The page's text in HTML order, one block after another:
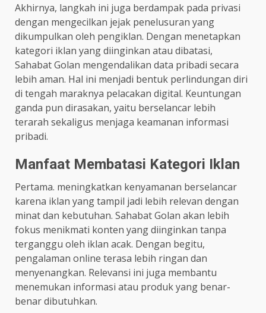
Akhirnya, langkah ini juga berdampak pada privasi
dengan mengecilkan jejak penelusuran yang
dikumpulkan oleh pengiklan. Dengan menetapkan
kategori iklan yang diinginkan atau dibatasi,
Sahabat Golan mengendalikan data pribadi secara
lebih aman. Hal ini menjadi bentuk perlindungan diri
di tengah maraknya pelacakan digital. Keuntungan
ganda pun dirasakan, yaitu berselancar lebih
terarah sekaligus menjaga keamanan informasi
pribadi.
Manfaat Membatasi Kategori Iklan
Pertama. meningkatkan kenyamanan berselancar
karena iklan yang tampil jadi lebih relevan dengan
minat dan kebutuhan. Sahabat Golan akan lebih
fokus menikmati konten yang diinginkan tanpa
terganggu oleh iklan acak. Dengan begitu,
pengalaman online terasa lebih ringan dan
menyenangkan. Relevansi ini juga membantu
menemukan informasi atau produk yang benar-
benar dibutuhkan.